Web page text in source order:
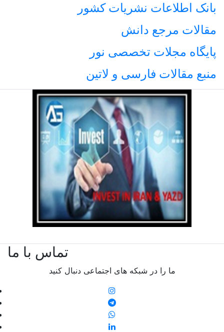
بانک اطلاعات نشریات کشور
مقالات مرجع دانش
پایگاه مجلات تخصصی نور
منبع مقالات فارسی و لاتین
تماس با ما
ما را در شبکه های اجتماعی دنبال کنید